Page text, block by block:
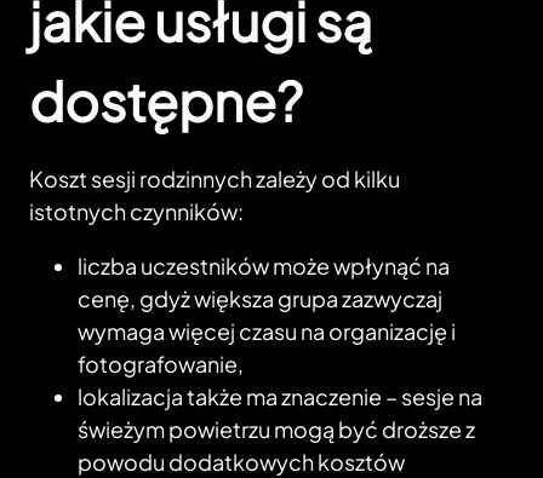
jakie usługi są
dostępne?
Koszt sesji rodzinnych zależy od kilku
istotnych czynników:
liczba uczestników może wpłynąć na
cenę, gdyż większa grupa zazwyczaj
wymaga więcej czasu na organizację i
fotografowanie,
lokalizacja także ma znaczenie – sesje na
świeżym powietrzu mogą być droższe z
powodu dodatkowych kosztów